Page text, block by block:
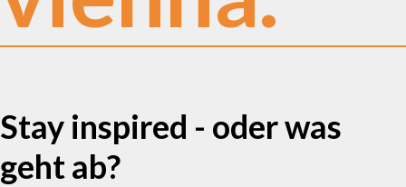
Stay inspired - oder was
geht ab?